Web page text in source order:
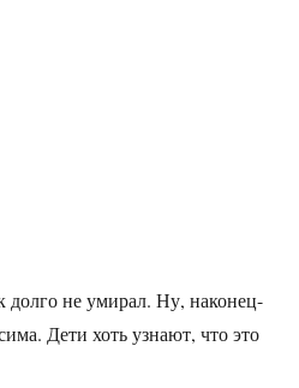
долго не умирал. Ну, наконец-
Дети хоть узнают, что это